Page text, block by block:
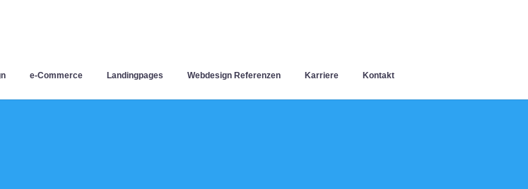
e-Commerce Landingpages Webdesign Referenzen Karriere Kontakt